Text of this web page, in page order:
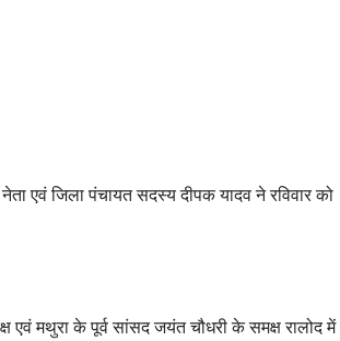
एवं जिला पंचायत सदस्य दीपक यादव ने रविवार को
एवं मथुरा के पूर्व सांसद जयंत चौधरी के समक्ष रालोद में